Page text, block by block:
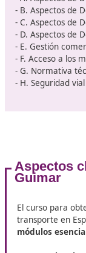
estudiantes
también los
posibilidades.
en el
dar el paso y
Las
establecidos
Reglamento
normas